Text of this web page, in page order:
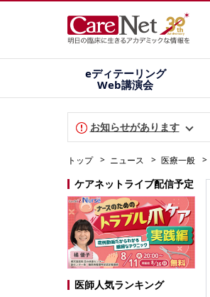
eディテーリング
Web講演会
お知らせがあります
トップ ニュース 医療一般
ケアネットライブ配信予定
医師人気ランキング